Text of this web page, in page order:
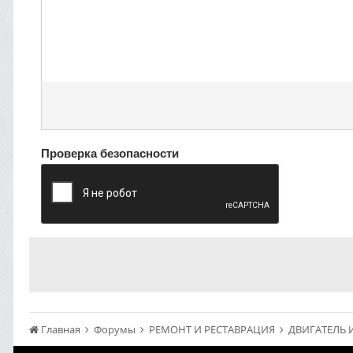
Проверка безопасности
Главная Форумы РЕМОНТ И РЕСТАВРАЦИЯ ДВИГАТЕЛЬ